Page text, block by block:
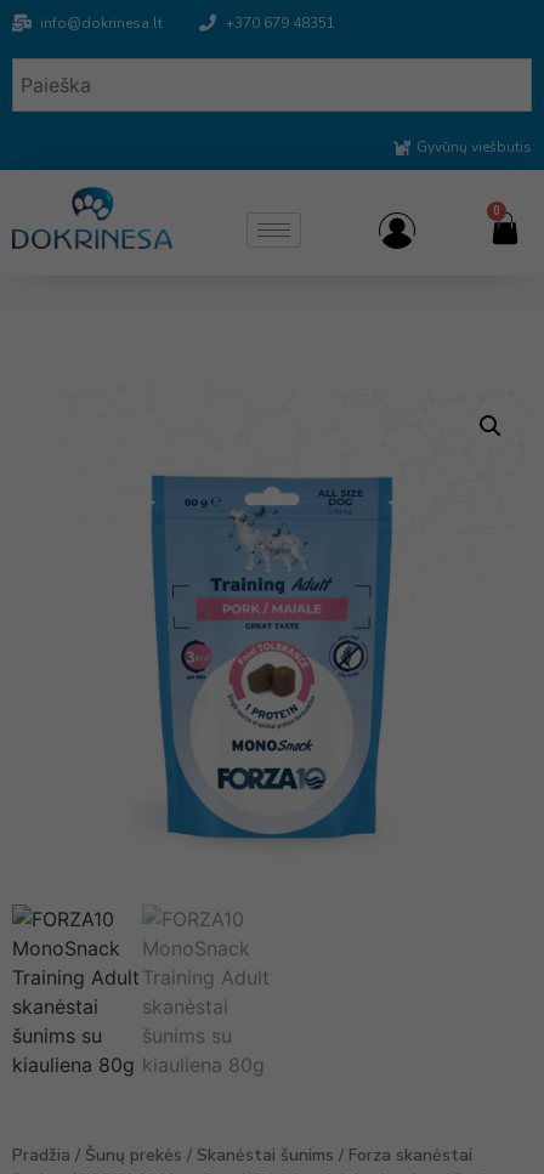
info@dokrinesa.lt +370 679 48351
Gyvūnų viešbutis
0
Pradžia / Šunų prekės / Skanėstai šunims / Forza skanėstai